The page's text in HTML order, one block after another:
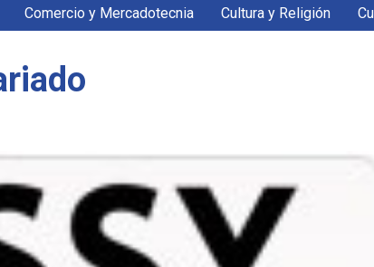
Comercio y Mercadotecnia Cultura y Religión